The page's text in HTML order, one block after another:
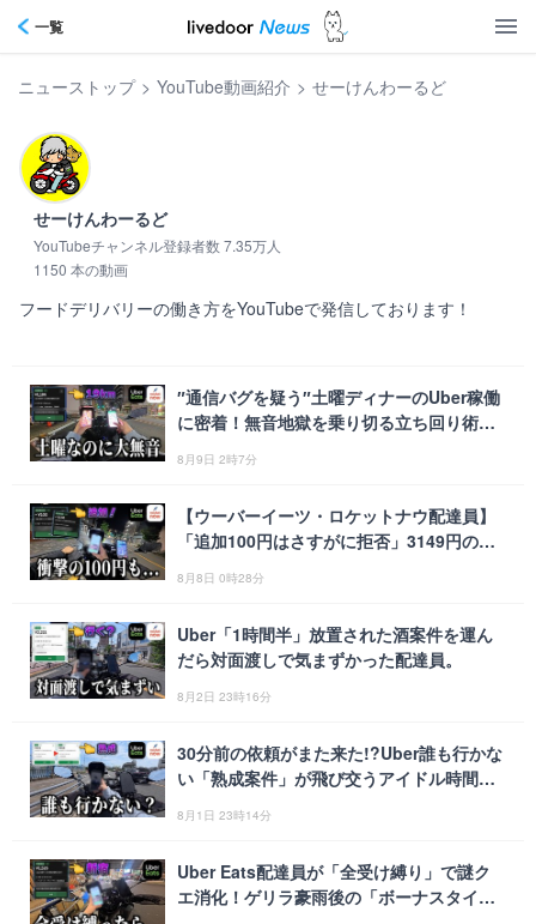
一覧
ニューストップ > YouTube動画紹介 > せーけんわーるど
せーけんわーるど
YouTubeチャンネル登録者数 7.35万人
1150 本の動画
フードデリバリーの働き方をYouTubeで発信しております！
″通信バグを疑う″土曜ディナーのUber稼働
に密着！無音地獄を乗り切る立ち回り術と
8月9日 2時7分
【ウーバーイーツ・ロケットナウ配達員】
「追加100円はさすがに拒否」3149円のダ
8月8日 0時28分
Uber「1時間半」放置された酒案件を運ん
だら対面渡しで気まずかった配達員。
8月2日 23時16分
30分前の依頼がまた来た!?Uber誰も行かな
い「熟成案件」が飛び交うアイドル時間の
達員》
8月1日 23時14分
Uber Eats配達員が「全受け縛り」で謎ク
エ消化！ゲリラ豪雨後の「ボーナスタイ